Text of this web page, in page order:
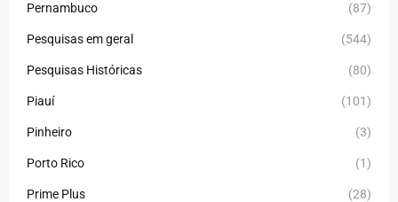
Pernambuco (87)
Pesquisas em geral (544)
Pesquisas Históricas (80)
Piauí (101)
Pinheiro (3)
Porto Rico (1)
Prime Plus (28)